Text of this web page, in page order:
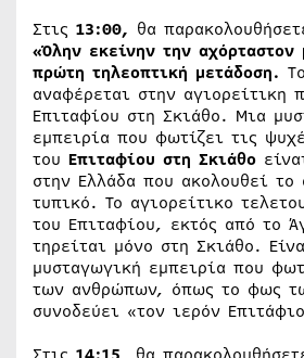
Στις 13:00, θα
«Όλην εκείνην την αχόρταστον
πρώτη τηλεοπτική μετάδοση.
αναφέρεται στην αγιορείτικη
Επιταφίου στη Σκιάθο. Μια
εμπειρία που φωτίζει τις
του Επιταφίου στη Σκιάθο
στην Ελλάδα που ακολουθεί το
τυπικό. Το αγιορείτικο
του Επιταφίου, εκτός από το
τηρείται μόνο στη Σκιάθο.
μυσταγωγική εμπειρία που
των ανθρώπων, όπως το φως
συνοδεύει «τον ιερόν